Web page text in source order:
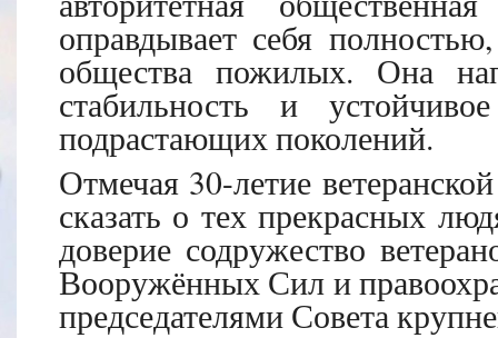
оправдывает себя
общества пожилых. Она
стабильность и
подрастающих поколений.
Отмечая 30-летие
сказать о тех прекрасных
доверие содружество
Вооружённых Сил и
председателями Совета